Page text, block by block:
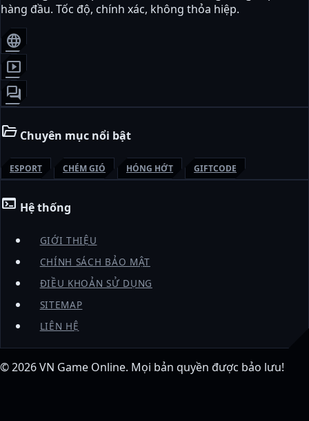
hàng đầu. Tốc độ, chính xác, không thỏa hiệp.
language
smart_display
forum
folder_open Chuyên mục nổi bật
ESPORT CHÉM GIÓ HÓNG HỚT GIFTCODE
terminal Hệ thống
GIỚI THIỆU
CHÍNH SÁCH BẢO MẬT
ĐIỀU KHOẢN SỬ DỤNG
SITEMAP
LIÊN HỆ
© 2026VN Game Online. Mọi bản quyền được bảo lưu!